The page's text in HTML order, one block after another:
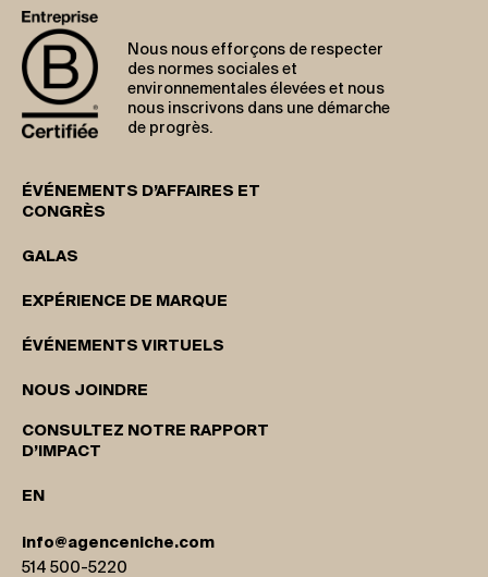
Nous nous efforçons de respecter
des normes sociales et
environnementales élevées et nous
nous inscrivons dans une démarche
de progrès.
ÉVÉNEMENTS D’AFFAIRES ET
CONGRÈS
GALAS
EXPÉRIENCE DE MARQUE
ÉVÉNEMENTS VIRTUELS
NOUS JOINDRE
CONSULTEZ NOTRE RAPPORT
D’IMPACT
EN
info@agenceniche.com
514 500-5220